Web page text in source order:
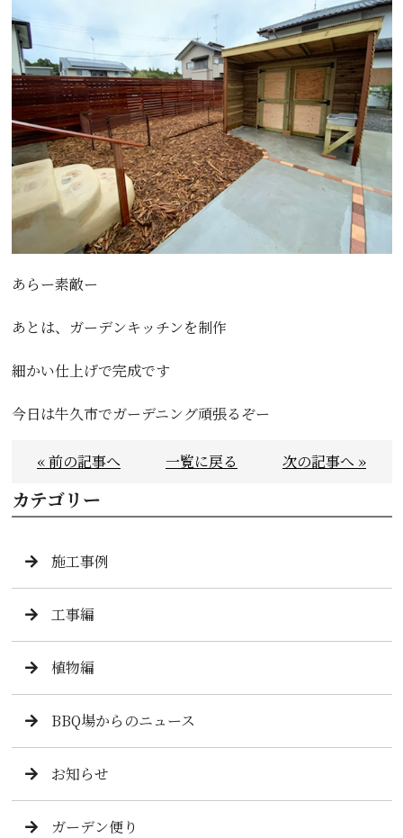
あらー素敵ー
あとは、ガーデンキッチンを制作
細かい仕上げで完成です
今日は牛久市でガーデニング頑張るぞー
« 前の記事へ 一覧に戻る 次の記事へ »
カテゴリー
施工事例
工事編
植物編
BBQ場からのニュース
お知らせ
ガーデン便り